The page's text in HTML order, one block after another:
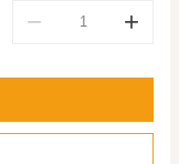
− +